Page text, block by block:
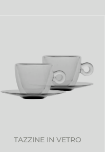
TAZZINE IN VETRO